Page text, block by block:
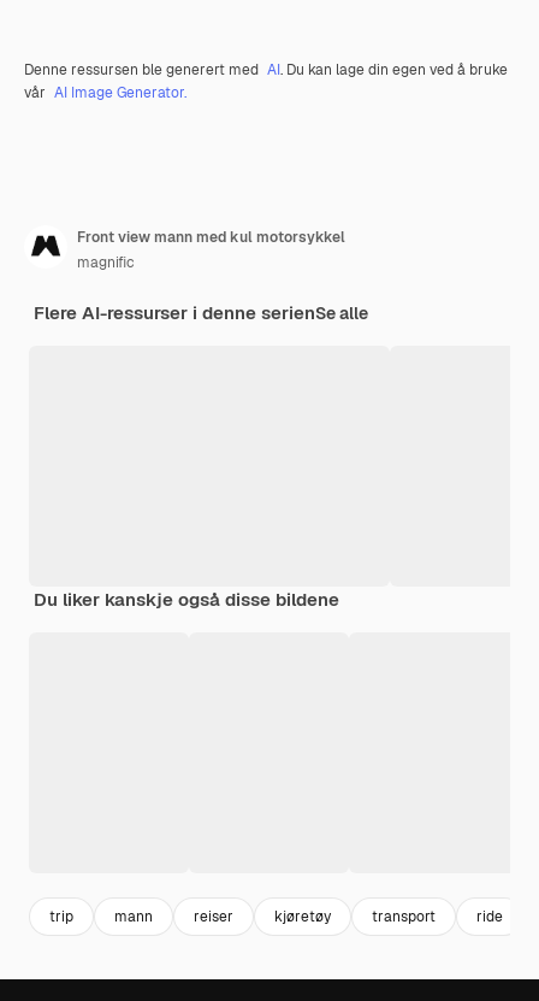
Denne ressursen ble generert med AI. Du kan lage din egen ved å bruke
vår AI Image Generator.
Front view mann med kul motorsykkel
magnific
Flere AI-ressurser i denne serienSe alle
Du liker kanskje også disse bildene
trip mann reiser kjøretøy transport ride